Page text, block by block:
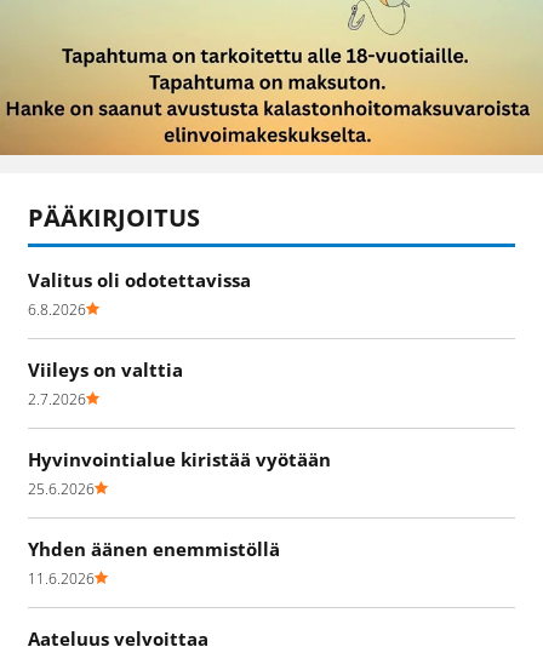
PÄÄKIRJOITUS
Valitus oli odotettavissa
6.8.2026
Viileys on valttia
2.7.2026
Hyvinvointialue kiristää vyötään
25.6.2026
Yhden äänen enemmistöllä
11.6.2026
Aateluus velvoittaa